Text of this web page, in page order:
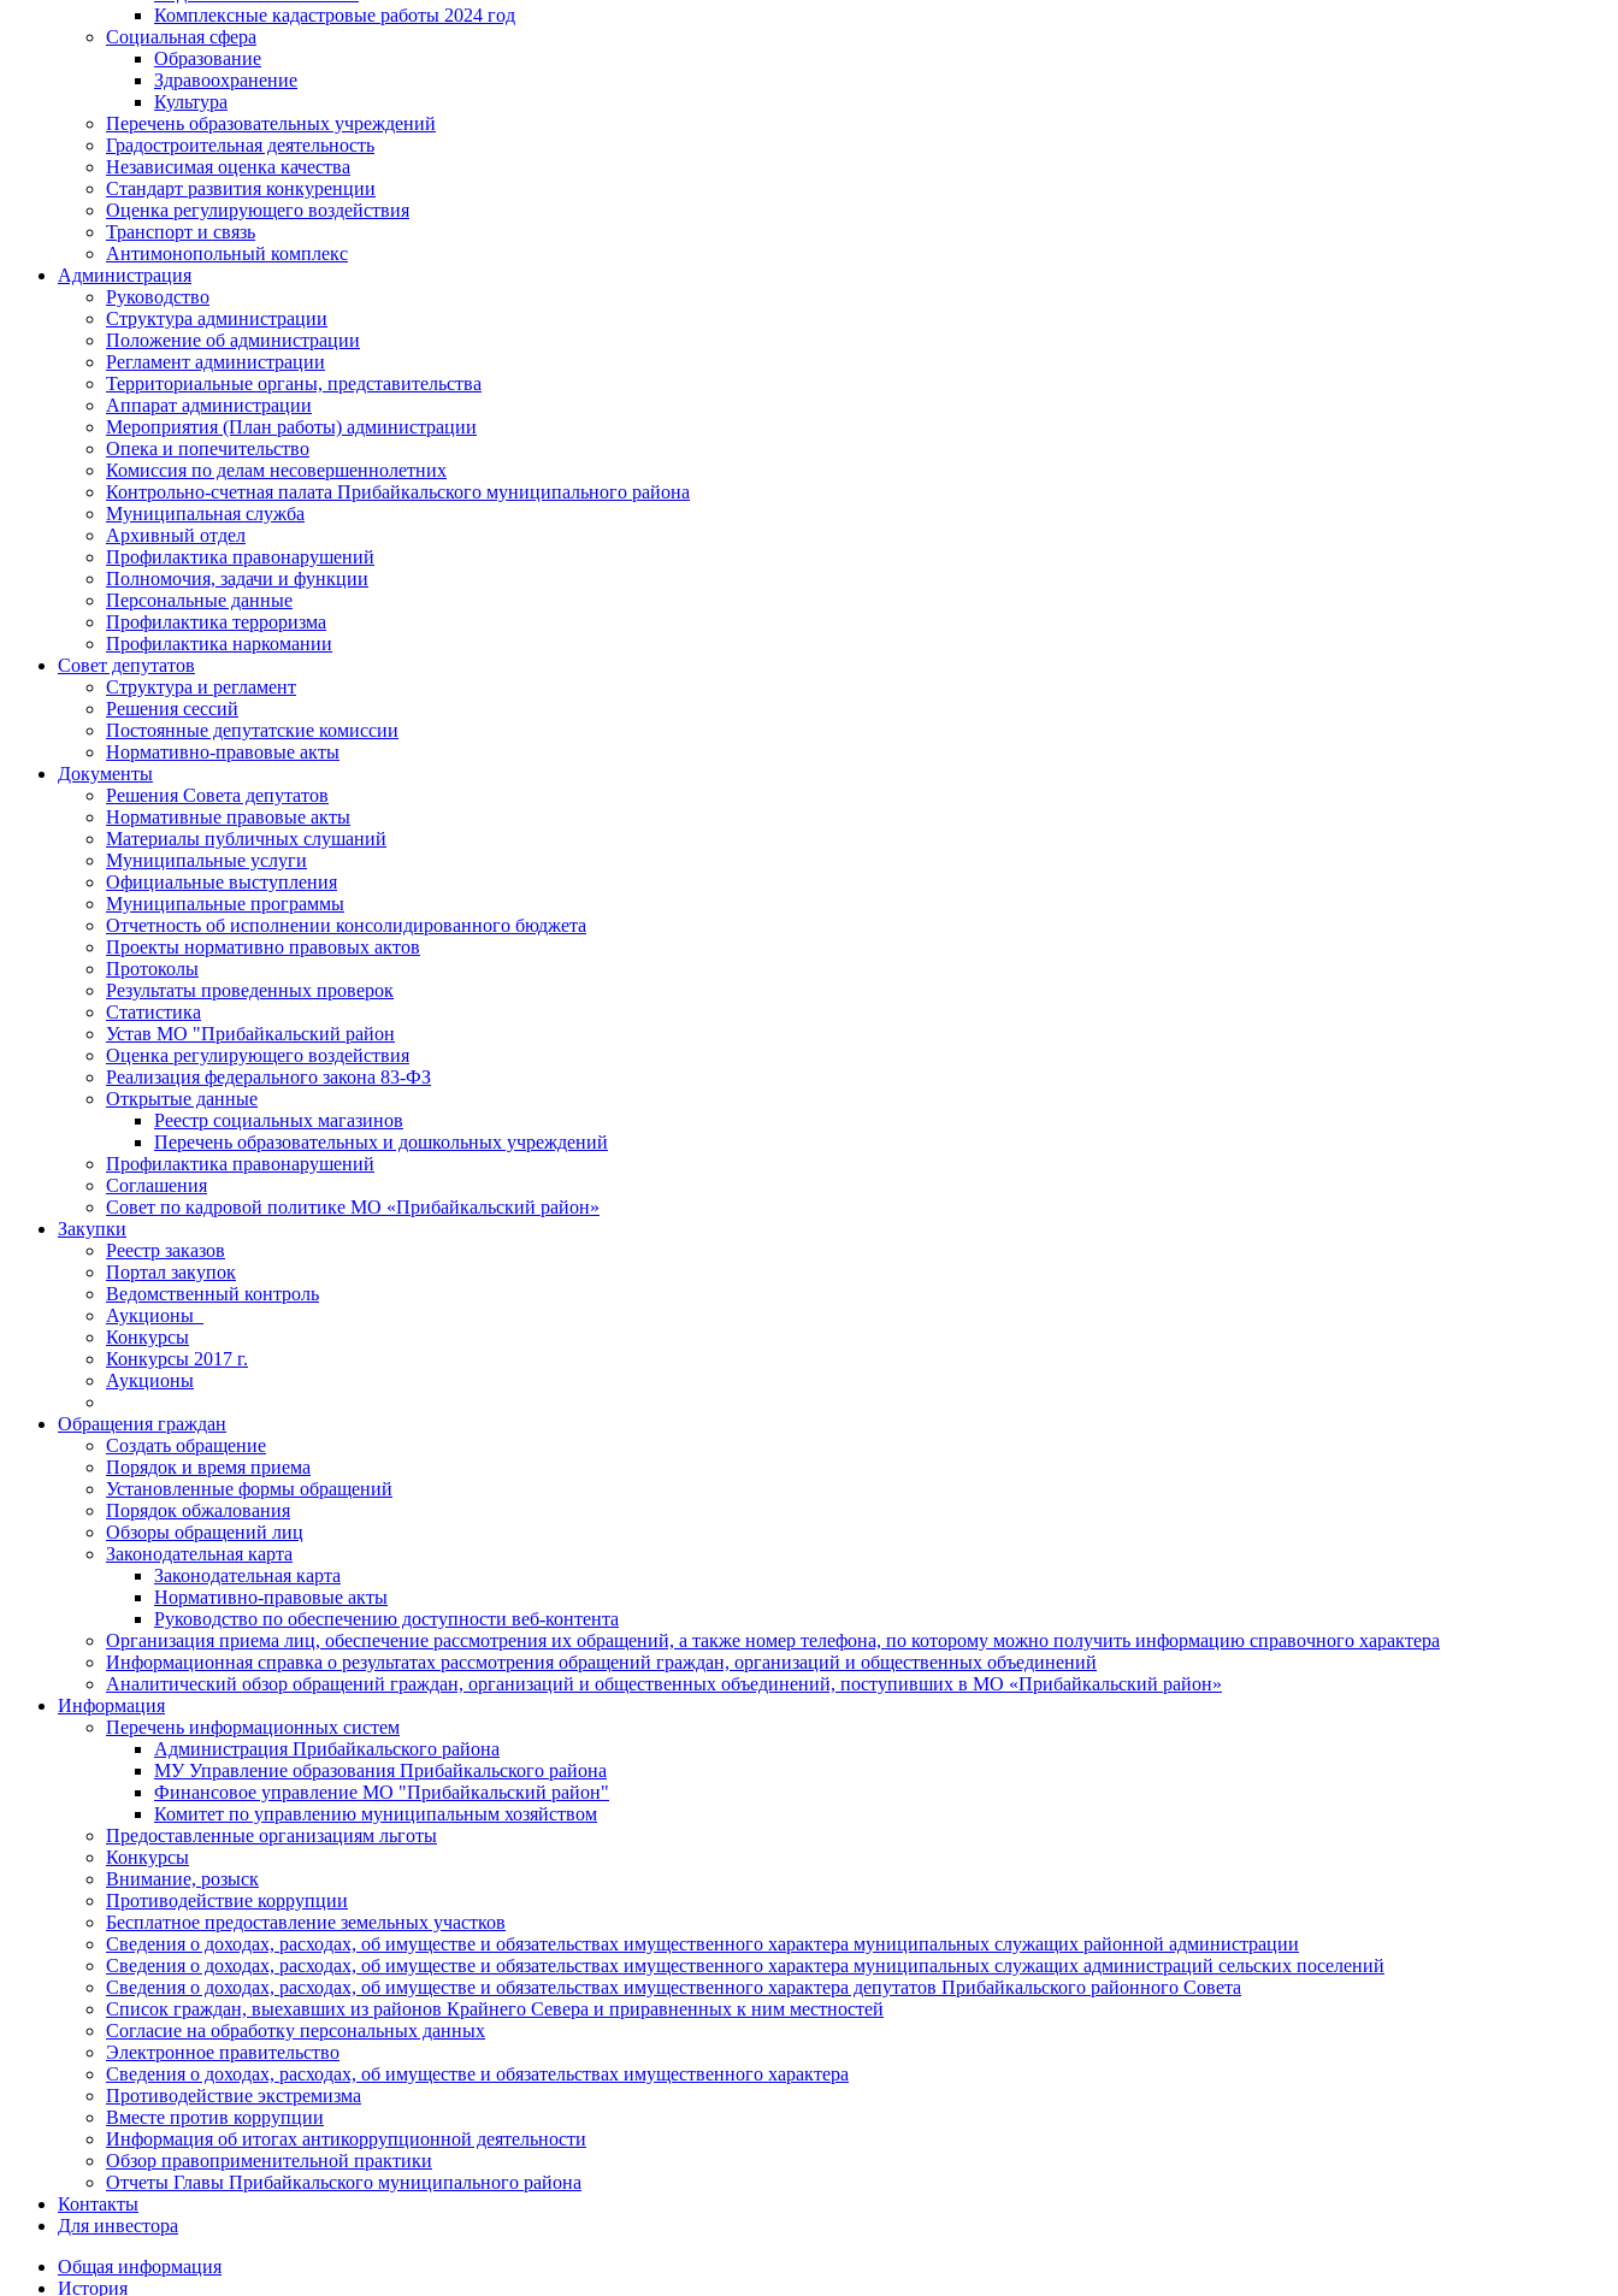
Комплексные кадастровые работы 2024 год
Социальная сфера
Образование
Здравоохранение
Культура
Перечень образовательных учреждений
Градостроительная деятельность
Независимая оценка качества
Стандарт развития конкуренции
Оценка регулирующего воздействия
Транспорт и связь
Антимонопольный комплекс
Администрация
Руководство
Структура администрации
Положение об администрации
Регламент администрации
Территориальные органы, представительства
Аппарат администрации
Мероприятия (План работы) администрации
Опека и попечительство
Комиссия по делам несовершеннолетних
Контрольно-счетная палата Прибайкальского муниципального района
Муниципальная служба
Архивный отдел
Профилактика правонарушений
Полномочия, задачи и функции
Персональные данные
Профилактика терроризма
Профилактика наркомании
Совет депутатов
Структура и регламент
Решения сессий
Постоянные депутатские комиссии
Нормативно-правовые акты
Документы
Решения Совета депутатов
Нормативные правовые акты
Материалы публичных слушаний
Муниципальные услуги
Официальные выступления
Муниципальные программы
Отчетность об исполнении консолидированного бюджета
Проекты нормативно правовых актов
Протоколы
Результаты проведенных проверок
Статистика
Устав МО "Прибайкальский район
Оценка регулирующего воздействия
Реализация федерального закона 83-ФЗ
Открытые данные
Реестр социальных магазинов
Перечень образовательных и дошкольных учреждений
Профилактика правонарушений
Соглашения
Совет по кадровой политике МО «Прибайкальский район»
Закупки
Реестр заказов
Портал закупок
Ведомственный контроль
Аукционы_
Конкурсы
Конкурсы 2017 г.
Аукционы
Обращения граждан
Создать обращение
Порядок и время приема
Установленные формы обращений
Порядок обжалования
Обзоры обращений лиц
Законодательная карта
Законодательная карта
Нормативно-правовые акты
Руководство по обеспечению доступности веб-контента
Организация приема лиц, обеспечение рассмотрения их обращений, а также номер телефона, по которому можно получить информацию справочного характера
Информационная справка о результатах рассмотрения обращений граждан, организаций и общественных объединений
Аналитический обзор обращений граждан, организаций и общественных объединений, поступивших в МО «Прибайкальский район»
Информация
Перечень информационных систем
Администрация Прибайкальского района
МУ Управление образования Прибайкальского района
Финансовое управление МО "Прибайкальский район"
Комитет по управлению муниципальным хозяйством
Предоставленные организациям льготы
Конкурсы
Внимание, розыск
Противодействие коррупции
Бесплатное предоставление земельных участков
Сведения о доходах, расходах, об имуществе и обязательствах имущественного характера муниципальных служащих районной администрации
Сведения о доходах, расходах, об имуществе и обязательствах имущественного характера муниципальных служащих администраций сельских поселений
Сведения о доходах, расходах, об имуществе и обязательствах имущественного характера депутатов Прибайкальского районного Совета
Список граждан, выехавших из районов Крайнего Севера и приравненных к ним местностей
Согласие на обработку персональных данных
Электронное правительство
Сведения о доходах, расходах, об имуществе и обязательствах имущественного характера
Противодействие экстремизма
Вместе против коррупции
Информация об итогах антикоррупционной деятельности
Обзор правоприменительной практики
Отчеты Главы Прибайкальского муниципального района
Контакты
Для инвестора
Общая информация
История